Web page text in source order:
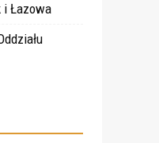
i Łazowa